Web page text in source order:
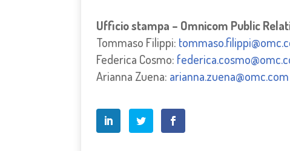
Ufficio stampa – Omnicom Public
Tommaso Filippi:
Federica Cosmo:
Arianna Zuena: arianna.zuena@omc.com